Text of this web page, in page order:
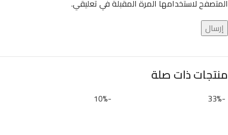
المتصفح لاستخدامها المرة المقبلة في تعليقي.
منتجات ذات صلة
-33%
-10%